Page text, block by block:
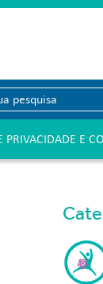
PRIVACIDADE E